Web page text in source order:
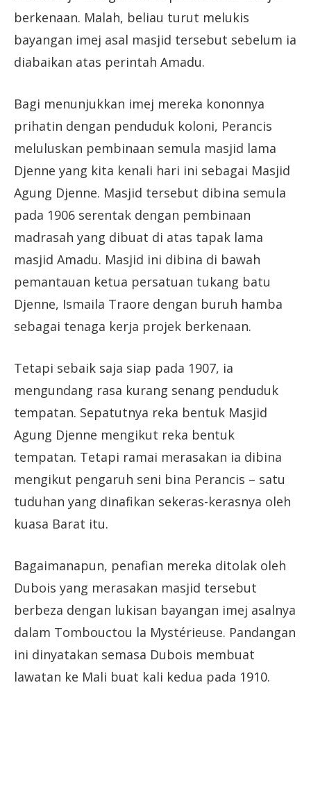
berkenaan. Malah, beliau turut melukis
bayangan imej asal masjid tersebut sebelum ia
diabaikan atas perintah Amadu.
Bagi menunjukkan imej mereka kononnya
prihatin dengan penduduk koloni, Perancis
meluluskan pembinaan semula masjid lama
Djenne yang kita kenali hari ini sebagai Masjid
Agung Djenne. Masjid tersebut dibina semula
pada 1906 serentak dengan pembinaan
madrasah yang dibuat di atas tapak lama
masjid Amadu. Masjid ini dibina di bawah
pemantauan ketua persatuan tukang batu
Djenne, Ismaila Traore dengan buruh hamba
sebagai tenaga kerja projek berkenaan.
Tetapi sebaik saja siap pada 1907, ia
mengundang rasa kurang senang penduduk
tempatan. Sepatutnya reka bentuk Masjid
Agung Djenne mengikut reka bentuk
tempatan. Tetapi ramai merasakan ia dibina
mengikut pengaruh seni bina Perancis – satu
tuduhan yang dinafikan sekeras-kerasnya oleh
kuasa Barat itu.
Bagaimanapun, penafian mereka ditolak oleh
Dubois yang merasakan masjid tersebut
berbeza dengan lukisan bayangan imej asalnya
dalam Tombouctou la Mystérieuse. Pandangan
ini dinyatakan semasa Dubois membuat
lawatan ke Mali buat kali kedua pada 1910.